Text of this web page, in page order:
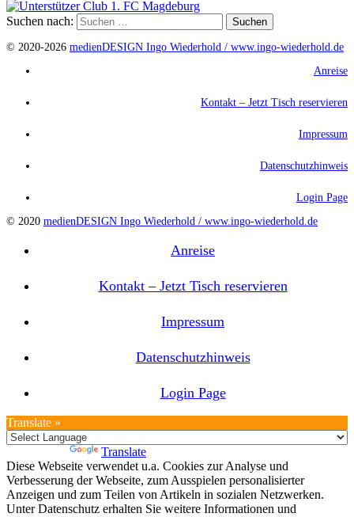
Suchen nach:
© 2020-2026 medienDESIGN Ingo Wiederhold / www.ingo-wiederhold.de
Anreise
Kontakt – Jetzt Tisch reservieren
Impressum
Datenschutzhinweis
Login Page
© 2020 medienDESIGN Ingo Wiederhold / www.ingo-wiederhold.de
Anreise
Kontakt – Jetzt Tisch reservieren
Impressum
Datenschutzhinweis
Login Page
Translate »
Translate
Diese Webseite verwendet u.a. Cookies zur Analyse und
Verbesserung der Webseite, zum Ausspielen personalisierter
Anzeigen und zum Teilen von Artikeln in sozialen Netzwerken.
Unter Datenschutz erhalten Sie weitere Informationen und